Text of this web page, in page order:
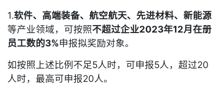
1.软件、高端装备、航空航天、先进材料、新能源
等产业领域，可按照不超过企业2023年12月在册
员工数的3%申报拟奖励对象。
如按照上述比例不足5人时，可申报5人，超过20
人时，最高可申报20人。